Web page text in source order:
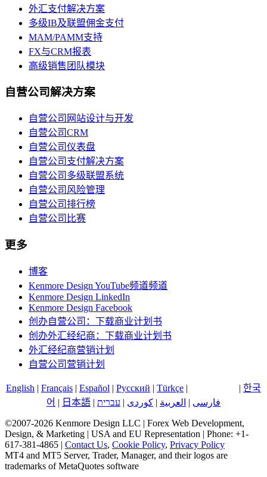
外汇支付解决方案
多级IB及联盟佣金支付
MAM/PAMM支持
FX与CRM报表
高级销售团队模块
自营公司解决方案
自营公司网站设计与开发
自营公司CRM
自营公司仪表盘
自营公司支付解决方案
自营公司多级联盟系统
自营公司风险管理
自营公司排行榜
自营公司比赛
更多
博客
Kenmore Design YouTube频道频道
Kenmore Design LinkedIn
Kenmore Design Facebook
创办自营公司：下载商业计划书
创办外汇经纪商：下载商业计划书
外汇经纪商营销计划
自营公司营销计划
English | Français | Español | Русский | Türkçe | | 한국
어 | 日本語 | עברית | کوردی | العربية | فارسی
©2007-2026 Kenmore Design LLC | Forex Web Development,
Design, & Marketing | USA and EU Representation | Phone: +1-
617-381-4865 | Contact Us, Cookie Policy, Privacy Policy
MT4 and MT5 Server, Trader, Manager, and their logos are
trademarks of MetaQuotes software